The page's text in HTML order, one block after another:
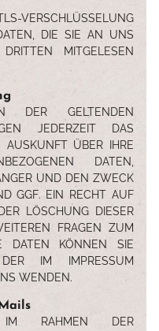
DIE SIE AN UNS
MITGELESEN
DER GELTENDEN
JEDERZEIT DAS
AUSKUNFT ÜBER IHRE
DATEN,
UND DEN ZWECK
GGF. EIN RECHT AUF
LÖSCHUNG DIESER
FRAGEN ZUM
DATEN KÖNNEN SIE
IM IMPRESSUM
WENDEN.
RAHMEN DER